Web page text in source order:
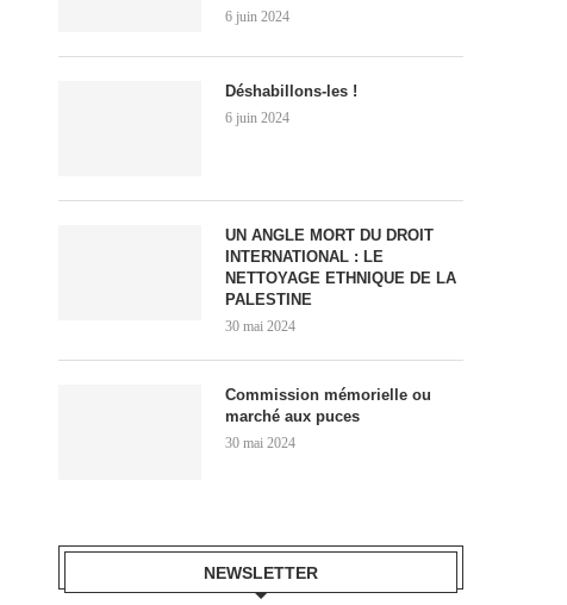
6 juin 2024
Déshabillons-les !
6 juin 2024
UN ANGLE MORT DU DROIT
INTERNATIONAL : LE
NETTOYAGE ETHNIQUE DE LA
PALESTINE
30 mai 2024
Commission mémorielle ou
marché aux puces
30 mai 2024
NEWSLETTER